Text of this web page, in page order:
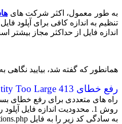
به طور معمول، اکثر شرکت های
تنظیم به اندازه کافی برای آپلود
اندازه فایل از حداکثر مجاز بیشتر
همانطور که گفته شد، بیایید نگاهی به
رفع خطای 413 Request Entity Too Large در وردپرس
راه های متعددی برای رفع خطای
روش 1. محدودیت اندازه فایل آپلود را از طریق فایل توابع افزایش دهید
به سادگی کد زیر را به فایل functions.php قالب یا افزونه مورد نظر خود اضافه کنید.